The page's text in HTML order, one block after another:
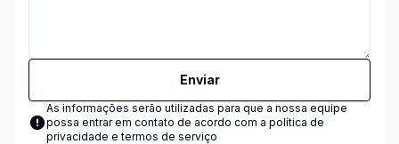
Enviar
As informações serão utilizadas para que a nossa equipe
possa entrar em contato de acordo com a política de
privacidade e termos de serviço